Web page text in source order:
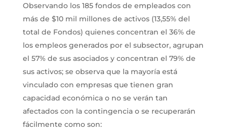
Observando los 185 fondos de empleados con
más de $10 mil millones de activos (13,55% del
total de Fondos) quienes concentran el 36% de
los empleos generados por el subsector, agrupan
el 57% de sus asociados y concentran el 79% de
sus activos; se observa que la mayoría está
vinculado con empresas que tienen gran
capacidad económica o no se verán tan
afectados con la contingencia o se recuperarán
fácilmente como son: